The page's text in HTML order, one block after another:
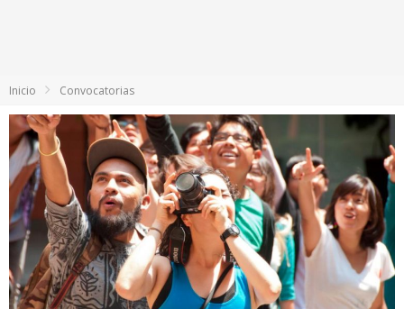
Inicio Convocatorias